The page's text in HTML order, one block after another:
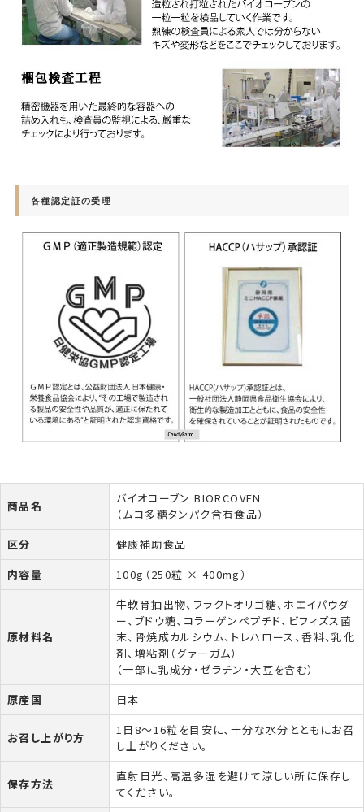
各種認定証の受理
商品名
バイオコーブン BIORCOVEN
（ムコ多糖タンパク含有食品）
区分
健康補助食品
内容量
100g（250粒 × 400mg）
原材料名
牛軟骨抽出物、フラクトオリゴ糖、ホエイパウダ
ー、ブドウ糖、コラーゲンペプチド、ビフィズス菌
末、骨焼成カルシウム、トレハロース、香料、乳化
剤、増粘剤（グァーガム）
（一部に乳成分・ゼラチン・大豆を含む）
原産国
日本
お召し上がり方
1日8〜16粒を目安に、十分な水分とともにお召
し上がりください。
保存方法
直射日光、高温多湿を避けて涼しい所に保存し
てください。